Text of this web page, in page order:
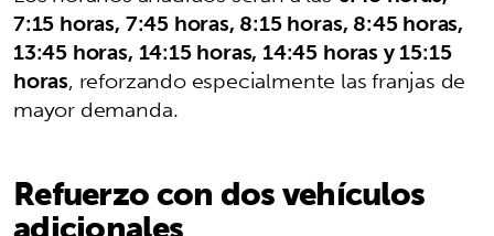
7:15 horas, 7:45 horas, 8:15 horas, 8:45 horas,
13:45 horas, 14:15 horas, 14:45 horas y 15:15
horas, reforzando especialmente las franjas de
mayor demanda.
Refuerzo con dos vehículos